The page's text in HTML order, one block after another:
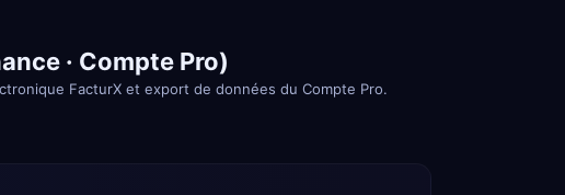
· Compte Pro)
FacturX et export de données du Compte Pro.